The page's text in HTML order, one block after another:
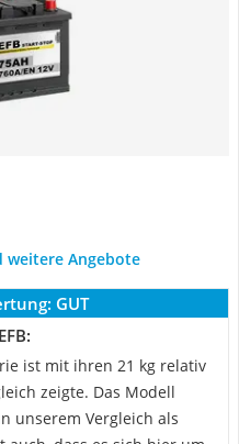
weitere Angebote
GUT
ist mit ihren 21 kg relativ
zeigte. Das Modell
unserem Vergleich als